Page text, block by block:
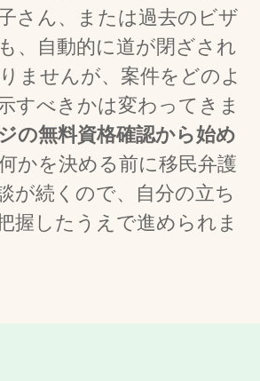
さん、または過去のビザ
、自動的に道が閉ざされ
ませんが、案件をどのよ
すべきかは変わってきま
の無料資格確認から始め
かを決める前に移民弁護
が続くので、自分の立ち
握したうえで進められま